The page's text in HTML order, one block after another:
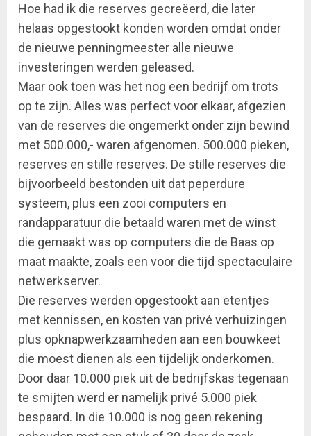
Hoe had ik die reserves gecreëerd, die later
helaas opgestookt konden worden omdat onder
de nieuwe penningmeester alle nieuwe
investeringen werden geleased.
Maar ook toen was het nog een bedrijf om trots
op te zijn. Alles was perfect voor elkaar, afgezien
van de reserves die ongemerkt onder zijn bewind
met 500.000,- waren afgenomen. 500.000 pieken,
reserves en stille reserves. De stille reserves die
bijvoorbeeld bestonden uit dat peperdure
systeem, plus een zooi computers en
randapparatuur die betaald waren met de winst
die gemaakt was op computers die de Baas op
maat maakte, zoals een voor die tijd spectaculaire
netwerkserver.
Die reserves werden opgestookt aan etentjes
met kennissen, en kosten van privé verhuizingen
plus opknapwerkzaamheden aan een bouwkeet
die moest dienen als een tijdelijk onderkomen.
Door daar 10.000 piek uit de bedrijfskas tegenaan
te smijten werd er namelijk privé 5.000 piek
bespaard. In die 10.000 is nog geen rekening